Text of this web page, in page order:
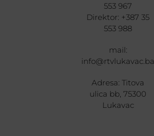
553 967
Direktor: +387 35
553 988
mail:
info@rtvlukavac.ba
Adresa: Titova
ulica bb, 75300
Lukavac